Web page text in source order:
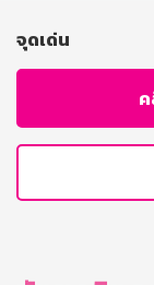
จุดเด่น